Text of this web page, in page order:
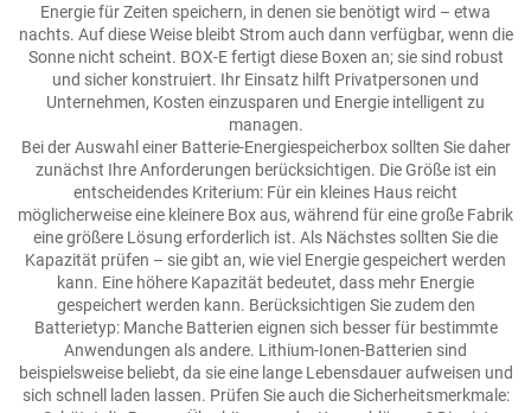
Energie für Zeiten speichern, in denen sie benötigt wird – etwa
nachts. Auf diese Weise bleibt Strom auch dann verfügbar, wenn die
Sonne nicht scheint. BOX-E fertigt diese Boxen an; sie sind robust
und sicher konstruiert. Ihr Einsatz hilft Privatpersonen und
Unternehmen, Kosten einzusparen und Energie intelligent zu
managen.
Bei der Auswahl einer Batterie-Energiespeicherbox sollten Sie daher
zunächst Ihre Anforderungen berücksichtigen. Die Größe ist ein
entscheidendes Kriterium: Für ein kleines Haus reicht
möglicherweise eine kleinere Box aus, während für eine große Fabrik
eine größere Lösung erforderlich ist. Als Nächstes sollten Sie die
Kapazität prüfen – sie gibt an, wie viel Energie gespeichert werden
kann. Eine höhere Kapazität bedeutet, dass mehr Energie
gespeichert werden kann. Berücksichtigen Sie zudem den
Batterietyp: Manche Batterien eignen sich besser für bestimmte
Anwendungen als andere. Lithium-Ionen-Batterien sind
beispielsweise beliebt, da sie eine lange Lebensdauer aufweisen und
sich schnell laden lassen. Prüfen Sie auch die Sicherheitsmerkmale: